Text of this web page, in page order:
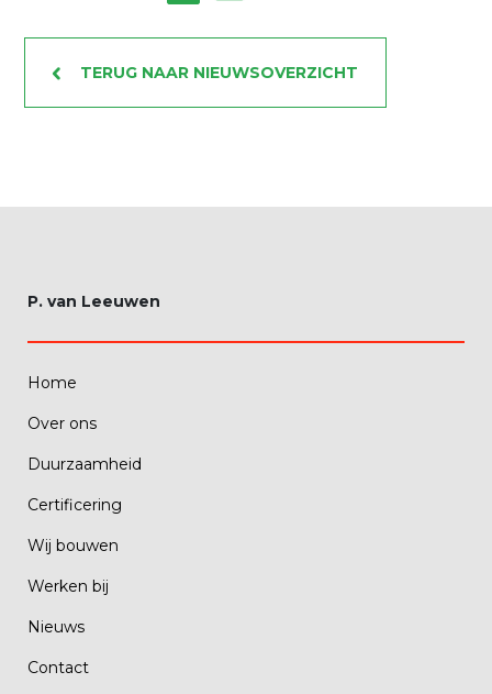
TERUG NAAR NIEUWSOVERZICHT
P. van Leeuwen
Home
Over ons
Duurzaamheid
Certificering
Wij bouwen
Werken bij
Nieuws
Contact